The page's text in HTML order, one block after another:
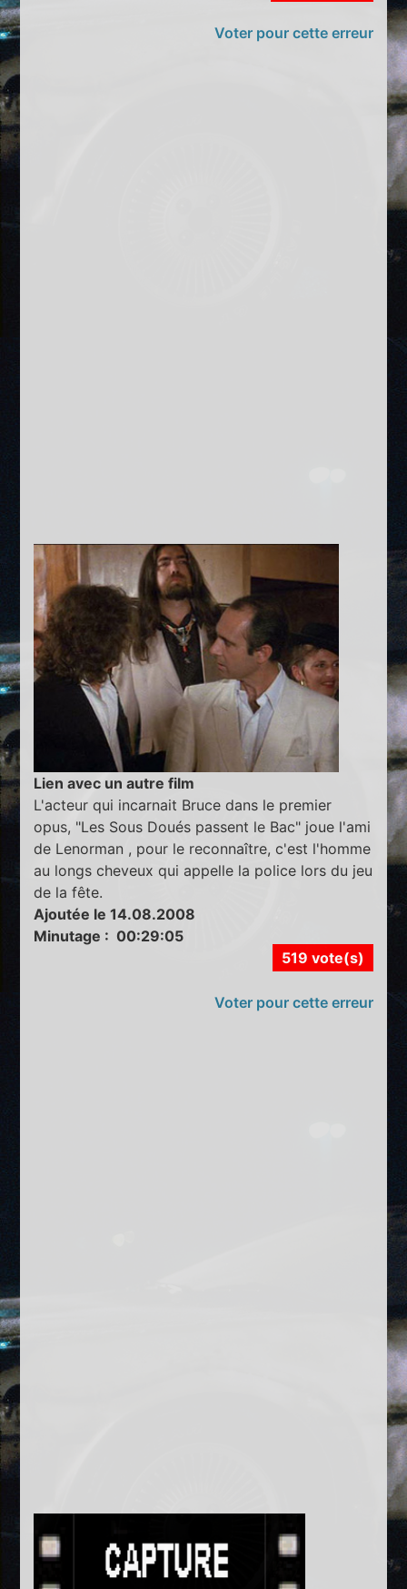
Voter pour cette erreur
Lien avec un autre film
L'acteur qui incarnait Bruce dans le premier
opus, "Les Sous Doués passent le Bac" joue l'ami
de Lenorman , pour le reconnaître, c'est l'homme
au longs cheveux qui appelle la police lors du jeu
de la fête.
Ajoutée le 14.08.2008
Minutage : 00:29:05
519 vote(s)
Voter pour cette erreur